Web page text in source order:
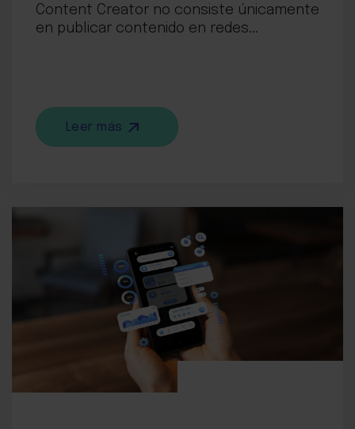
Content Creator no consiste únicamente
en publicar contenido en redes...
Leer más